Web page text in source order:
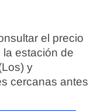
el precio
estación de
y
cercanas antes